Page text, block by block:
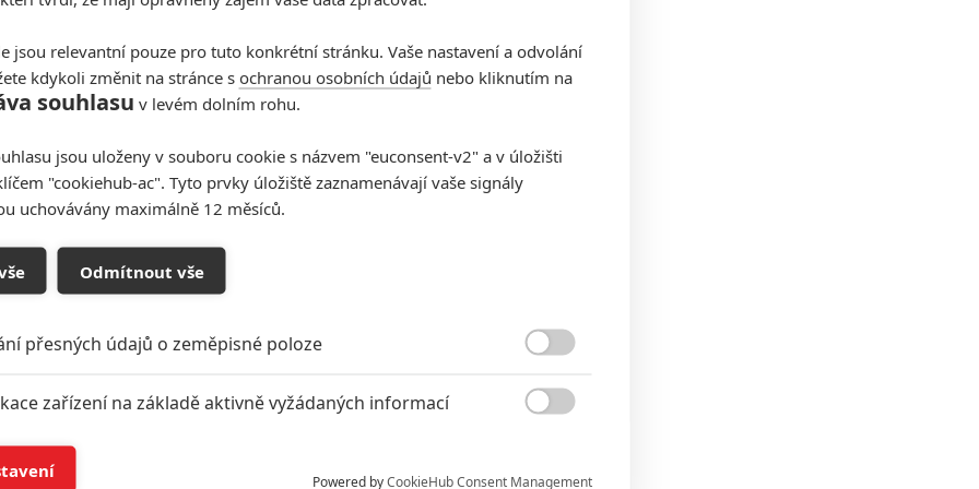
a live action Marvel superhero is shared by
star Sir Patrick Stewart (UK). Both have
228 days.
February 20, 2019
sebe? Spíš ne. Počítá se s tím, že dosavadní
skončí. V tuhle chvíli se tedy nezdá, že by
Snad jedině, že by se Jackmana jednou
příštím
akdy se vlastně dalšího Deadpoola dočkáme
jsou relevantní pouze pro tuto konkrétní stránku. Vaše nastavení a odvolání
kdykoli změnit na stránce s ochranou osobních údajů nebo kliknutím na
souhlasu v levém dolním rohu.
jsou uloženy v souboru cookie s názvem "euconsent-v2" a v úložišti
"cookiehub-ac". Tyto prvky úložiště zaznamenávají vaše signály
uchovávány maximálně 12 měsíců.
Odmítnout vše
přesných údajů o zeměpisné poloze
zařízení na základě aktivně vyžádaných informací
a/nebo přístup k informacím v zařízení

Powered byCookieHub Consent Management